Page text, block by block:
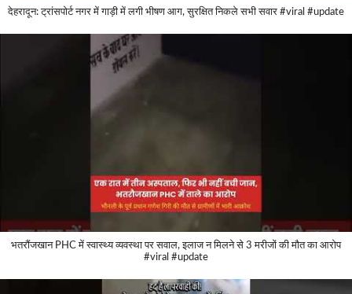
देहरादून: ट्रांसपोर्ट नगर में गाड़ी में लगी भीषण आग, सुरक्षित निकले सभी सवार #viral #update
भतरौंजखान PHC में स्वास्थ्य व्यवस्था पर सवाल, इलाज न मिलने से 3 मरीजों की मौत का आरोप
#viral #update